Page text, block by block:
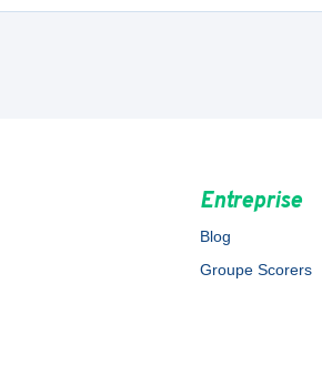
Entreprise
Blog
Groupe Scorers